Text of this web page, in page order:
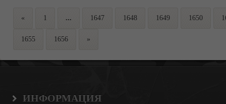
« 1 ... 1647 1648 1649 1650
1655 1656 »
ИНФОРМАЦИЯ